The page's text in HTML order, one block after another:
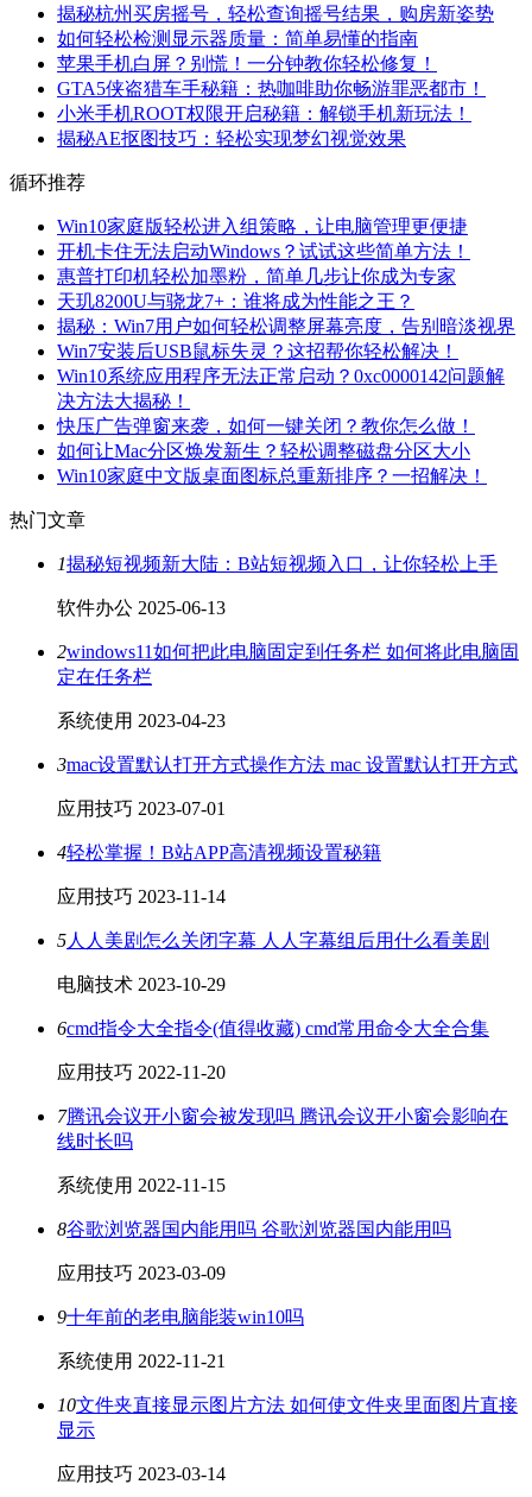
揭秘杭州买房摇号，轻松查询摇号结果，购房新姿势
如何轻松检测显示器质量：简单易懂的指南
苹果手机白屏？别慌！一分钟教你轻松修复！
GTA5侠盗猎车手秘籍：热咖啡助你畅游罪恶都市！
小米手机ROOT权限开启秘籍：解锁手机新玩法！
揭秘AE抠图技巧：轻松实现梦幻视觉效果
循环推荐
Win10家庭版轻松进入组策略，让电脑管理更便捷
开机卡住无法启动Windows？试试这些简单方法！
惠普打印机轻松加墨粉，简单几步让你成为专家
天玑8200U与骁龙7+：谁将成为性能之王？
揭秘：Win7用户如何轻松调整屏幕亮度，告别暗淡视界
Win7安装后USB鼠标失灵？这招帮你轻松解决！
Win10系统应用程序无法正常启动？0xc0000142问题解
决方法大揭秘！
快压广告弹窗来袭，如何一键关闭？教你怎么做！
如何让Mac分区焕发新生？轻松调整磁盘分区大小
Win10家庭中文版桌面图标总重新排序？一招解决！
热门文章
1揭秘短视频新大陆：B站短视频入口，让你轻松上手
软件办公 2025-06-13
2windows11如何把此电脑固定到任务栏 如何将此电脑固
定在任务栏
系统使用 2023-04-23
3mac设置默认打开方式操作方法 mac 设置默认打开方式
应用技巧 2023-07-01
4轻松掌握！B站APP高清视频设置秘籍
应用技巧 2023-11-14
5人人美剧怎么关闭字幕 人人字幕组后用什么看美剧
电脑技术 2023-10-29
6cmd指令大全指令(值得收藏) cmd常用命令大全合集
应用技巧 2022-11-20
7腾讯会议开小窗会被发现吗 腾讯会议开小窗会影响在
线时长吗
系统使用 2022-11-15
8谷歌浏览器国内能用吗 谷歌浏览器国内能用吗
应用技巧 2023-03-09
9十年前的老电脑能装win10吗
系统使用 2022-11-21
10文件夹直接显示图片方法 如何使文件夹里面图片直接
显示
应用技巧 2023-03-14